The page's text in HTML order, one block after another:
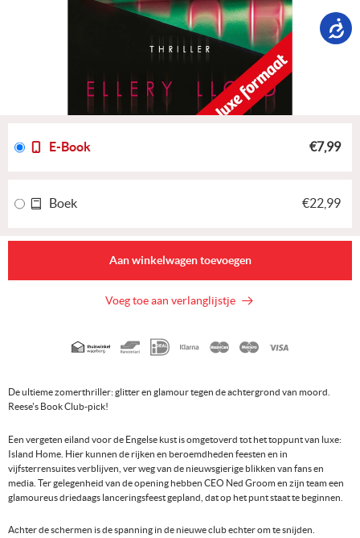
De ultieme zomerthriller: glitter en glamour tegen de achtergrond van moord.
Reese's Book Club-pick!
Een vergeten eiland voor de Engelse kust is omgetoverd tot het toppunt van luxe:
Island Home. Hier kunnen de rijken en beroemdheden feesten en in
vijfsterrensuites verblijven, ver weg van de nieuwsgierige blikken van fans en
media. Ter gelegenheid van de opening hebben CEO Ned Groom en zijn team een
glamoureus driedaags lanceringsfeest gepland, dat op het punt staat te beginnen.
Achter de schermen is de spanning in de nieuwe club echter om te snijden.
E-Book €7,99
Boek €22,99
Aan winkelwagen toevoegen
Voeg toe aan verlanglijstje
Geaccepteerde